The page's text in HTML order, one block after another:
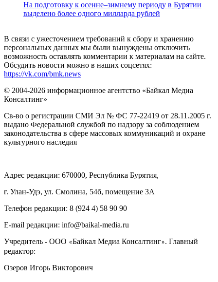
На подготовку к осенне–зимнему периоду в Бурятии
выделено более одного милларда рублей
В связи с ужесточением требований к сбору и хранению
персональных данных мы были вынуждены отключить
возможность оставлять комментарии к материалам на сайте.
Обсудить новости можно в наших соцсетях:
https://vk.com/bmk.news
© 2004-2026 информационное агентство «Байкал Медиа
Консалтинг»
Св-во о регистрации СМИ Эл № ФС 77-22419 от 28.11.2005 г.
выдано Федеральной службой по надзору за соблюдением
законодательства в сфере массовых коммуникаций и охране
культурного наследия
Адрес редакции: 670000, Республика Бурятия,
г. Улан-Удэ, ул. Смолина, 54б, помещение 3А
Телефон редакции: ‎‎8 (924 4) 58 90 90
E-mail редакции: info@baikal-media.ru
Учредитель - ООО «Байкал Медиа Консалтинг». Главный
редактор:
Озеров Игорь Викторович